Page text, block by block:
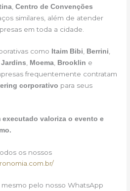
,Centro de Convenções
similares, além de atender
em toda a cidade.
como Itaim Bibi Berrini
,Jardins Moema Brooklin e
frequentemente contratam
corporativo para seus
executado valoriza o evento e
os nossos
pelo nosso WhatsApp